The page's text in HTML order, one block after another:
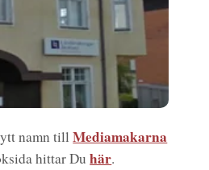
namn tillMediamakarna
hittar Duhär.